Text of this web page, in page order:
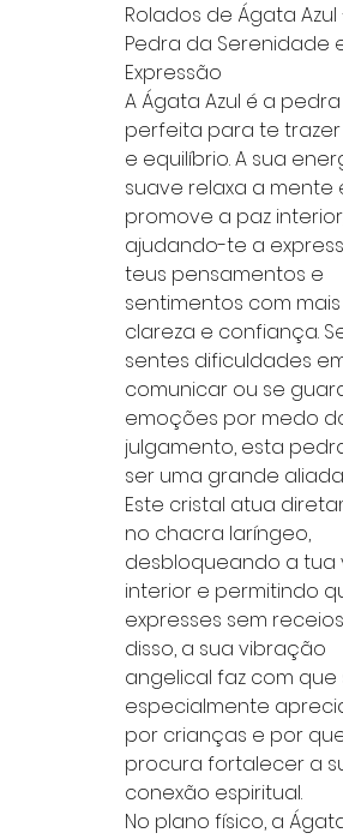
Rolados de Ágata Azul
Pedra da Serenidade
Expressão
A Ágata Azul é a pedra
perfeita para te
e equilíbrio. A sua
suave relaxa a mente
promove a paz
ajudando-te a
teus pensamentos e
sentimentos com mais
clareza e confiança.
sentes dificuldades
comunicar ou se
emoções por medo
julgamento, esta
ser uma grande
Este cristal atua
no chacra laríngeo,
desbloqueando a tua
interior e permitindo
expresses sem
disso, a sua vibração
angelical faz com que
especialmente
por crianças e por
procura fortalecer a
conexão espiritual.
No plano físico, a